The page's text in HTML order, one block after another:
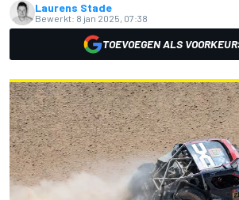
Laurens Stade
Bewerkt: 8 jan 2025, 07:38
TOEVOEGEN ALS